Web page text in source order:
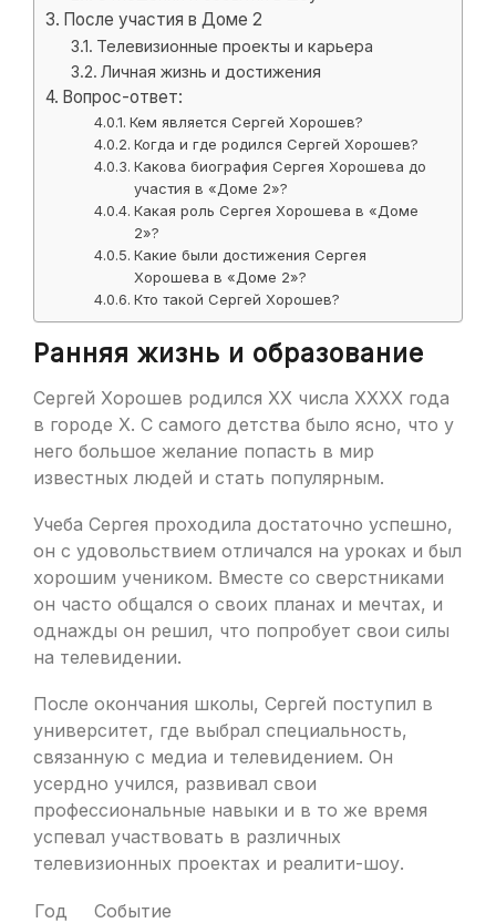
После участия в Доме 2
Телевизионные проекты и карьера
Личная жизнь и достижения
Вопрос-ответ:
Кем является Сергей Хорошев?
Когда и где родился Сергей Хорошев?
Какова биография Сергея Хорошева до
участия в «Доме 2»?
Какая роль Сергея Хорошева в «Доме
2»?
Какие были достижения Сергея
Хорошева в «Доме 2»?
Кто такой Сергей Хорошев?
Ранняя жизнь и образование
Сергей Хорошев родился XX числа XXXX года
в городе X. С самого детства было ясно, что у
него большое желание попасть в мир
известных людей и стать популярным.
Учеба Сергея проходила достаточно успешно,
он с удовольствием отличался на уроках и был
хорошим учеником. Вместе со сверстниками
он часто общался о своих планах и мечтах, и
однажды он решил, что попробует свои силы
на телевидении.
После окончания школы, Сергей поступил в
университет, где выбрал специальность,
связанную с медиа и телевидением. Он
усердно учился, развивал свои
профессиональные навыки и в то же время
успевал участвовать в различных
телевизионных проектах и реалити-шоу.
Год
Событие